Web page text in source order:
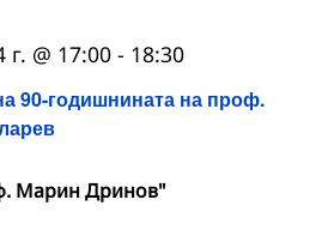
90-годишнината на проф.
г. @ 17:00 - 18:30
Марин Дринов"